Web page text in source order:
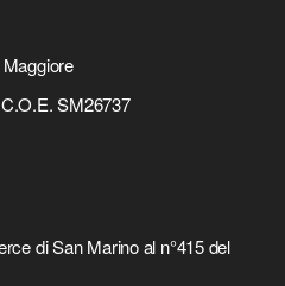
SM26737
di San Marino al n°415 del